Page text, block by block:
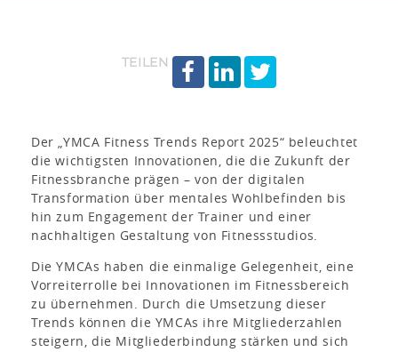
TEILEN
Der „YMCA Fitness Trends Report 2025“ beleuchtet
die wichtigsten Innovationen, die die Zukunft der
Fitnessbranche prägen – von der digitalen
Transformation über mentales Wohlbefinden bis
hin zum Engagement der Trainer und einer
nachhaltigen Gestaltung von Fitnessstudios.
Die YMCAs haben die einmalige Gelegenheit, eine
Vorreiterrolle bei Innovationen im Fitnessbereich
zu übernehmen. Durch die Umsetzung dieser
Trends können die YMCAs ihre Mitgliederzahlen
steigern, die Mitgliederbindung stärken und sich